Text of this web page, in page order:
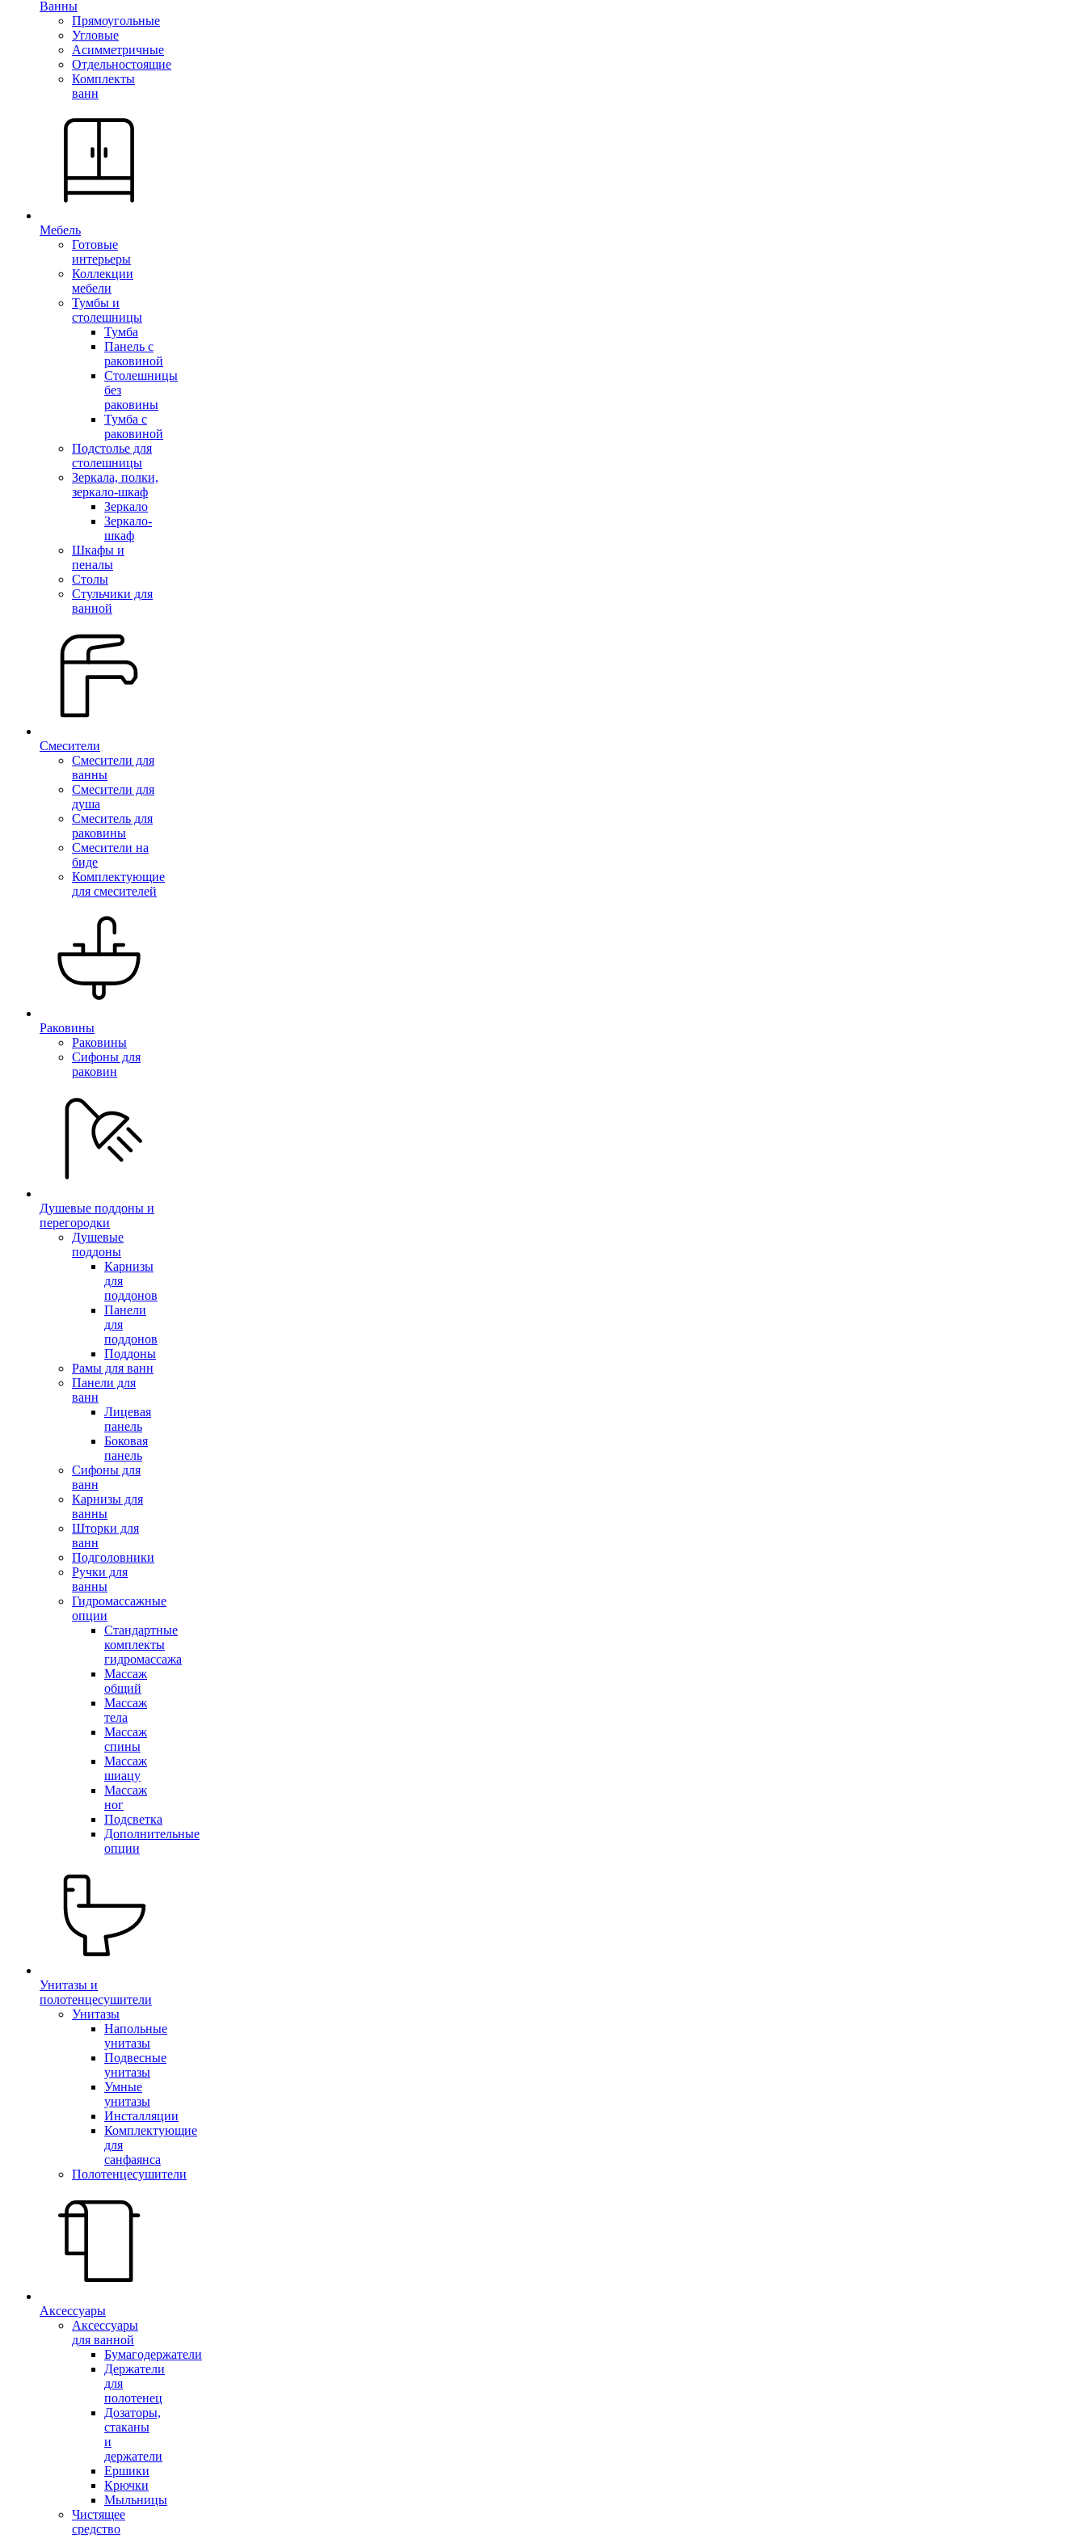
Ванны
Прямоугольные
Угловые
Асимметричные
Отдельностоящие
Комплекты
ванн
Мебель
Готовые
интерьеры
Коллекции
мебели
Тумбы и
столешницы
Тумба
Панель с
раковиной
Столешницы
без
раковины
Тумба с
раковиной
Подстолье для
столешницы
Зеркала, полки,
зеркало-шкаф
Зеркало
Зеркало-
шкаф
Шкафы и
пеналы
Столы
Стульчики для
ванной
Смесители
Смесители для
ванны
Смесители для
душа
Смеситель для
раковины
Смесители на
биде
Комплектующие
для смесителей
Раковины
Раковины
Сифоны для
раковин
Душевые поддоны и
перегородки
Душевые
поддоны
Карнизы
для
поддонов
Панели
для
поддонов
Поддоны
Рамы для ванн
Панели для
ванн
Лицевая
панель
Боковая
панель
Сифоны для
ванн
Карнизы для
ванны
Шторки для
ванн
Подголовники
Ручки для
ванны
Гидромассажные
опции
Стандартные
комплекты
гидромассажа
Массаж
общий
Массаж
тела
Массаж
спины
Массаж
шиацу
Массаж
ног
Подсветка
Дополнительные
опции
Унитазы и
полотенцесушители
Унитазы
Напольные
унитазы
Подвесные
унитазы
Умные
унитазы
Инсталляции
Комплектующие
для
санфаянса
Полотенцесушители
Аксессуары
Аксессуары
для ванной
Бумагодержатели
Держатели
для
полотенец
Дозаторы,
стаканы
и
держатели
Ершики
Крючки
Мыльницы
Чистящее
средство